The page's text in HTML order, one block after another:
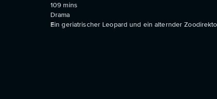
109 mins
Drama
Ein geriatrischer Leopard und ein alternder